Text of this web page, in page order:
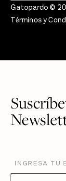
Gatopardo ©
Términos y